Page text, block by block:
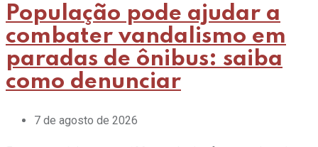
População pode ajudar a
combater vandalismo em
paradas de ônibus: saiba
como denunciar
7 de agosto de 2026